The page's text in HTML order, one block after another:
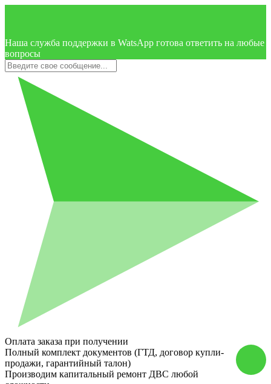
Наша служба поддержки в WatsApp готова ответить на любые
вопросы
Оплата заказа при получении
Полный комплект документов (ГТД, договор купли-
продажи, гарантийный талон)
Производим капитальный ремонт ДВС любой